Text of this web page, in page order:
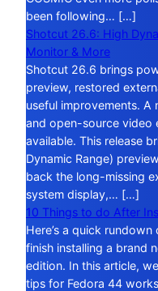
been following… […]
Shotcut 26.6: High
Monitor & More
Shotcut 26.6 brings
preview, restored
useful improvements.
and open-source video
available. This release
Dynamic Range)
back the long-missing
system display,… […]
10 Things to do After
Here’s a quick
finish installing a brand
edition. In this article,
tips for Fedora 44